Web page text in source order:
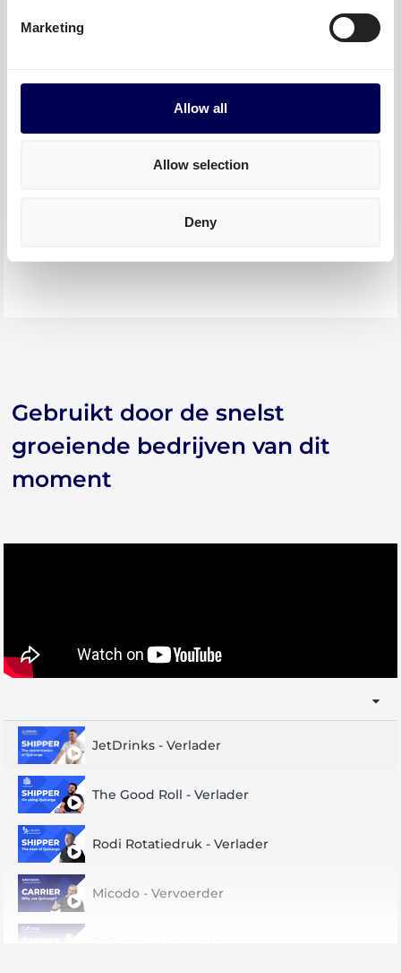
Marketing
Allow all
Allow selection
Deny
Quicargo
→ Leer meer over integraties
Gebruikt door de snelst
groeiende bedrijven van dit
moment
JetDrinks - Verlader
The Good Roll - Verlader
Rodi Rotatiedruk - Verlader
Micodo - Vervoerder